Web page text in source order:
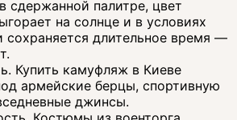
сдержанной палитре, цвет
на солнце и в условиях
сохраняется длительное время —
Купить камуфляж в Киеве
армейские берцы, спортивную
джинсы.